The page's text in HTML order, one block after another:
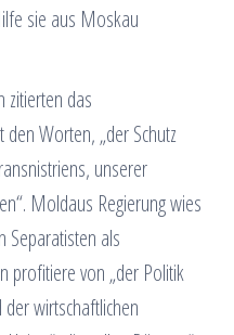
sie aus Moskau
zitierten das
Worten, „der Schutz
unserer
Moldaus Regierung wies
Separatisten als
profitiere von „der Politik
wirtschaftlichen